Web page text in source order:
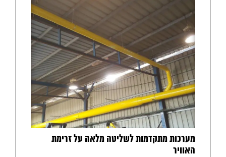
מערכות מתקדמות לשליטה מלאה על זרימת
האוויר